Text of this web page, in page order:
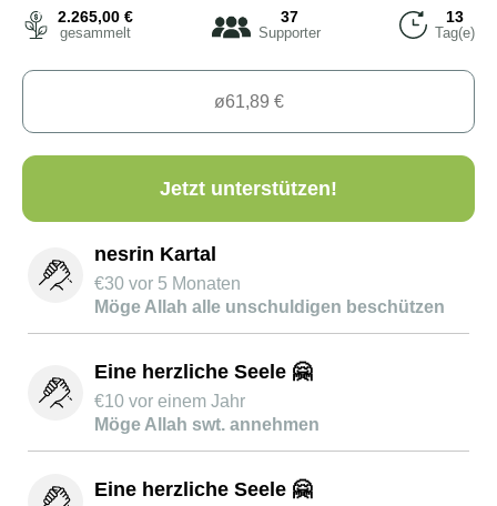
2.265,00 €
gesammelt
37
Supporter
13
Tag(e)
Jetzt unterstützen!
nesrin Kartal
€30 vor 5 Monaten
Möge Allah alle unschuldigen beschützen
Eine herzliche Seele 🤗
€10 vor einem Jahr
Möge Allah swt. annehmen
Eine herzliche Seele 🤗